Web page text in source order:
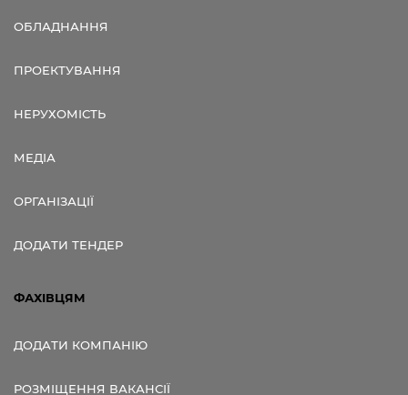
ОБЛАДНАННЯ
ПРОЕКТУВАННЯ
НЕРУХОМІСТЬ
МЕДІА
ОРГАНІЗАЦІЇ
ДОДАТИ ТЕНДЕР
ФАХІВЦЯМ
ДОДАТИ КОМПАНІЮ
РОЗМІЩЕННЯ ВАКАНСІЇ